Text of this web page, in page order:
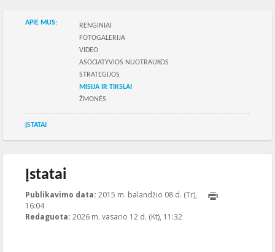
Skilties meniu
APIE MUS:
RENGINIAI
FOTOGALERIJA
VIDEO
ASOCIATYVIOS NUOTRAUKOS
STRATEGIJOS
MISIJA IR TIKSLAI
ŽMONĖS
Skilties meniu
ĮSTATAI
Įstatai
Publikavimo data: 2015 m. balandžio 08 d. (Tr),
16:042026-02-12T11:32:57+00:00
Redaguota: 2026 m. vasario 12 d. (Kt), 11:32